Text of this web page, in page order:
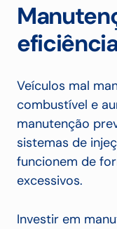
Veículos mal
combustível e
manutenção
sistemas de
funcionem de
excessivos.
Investir em